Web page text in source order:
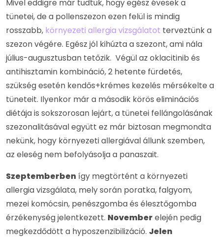
Mivel eddigre már tudtuk, hogy egész évesek a
tünetei, de a pollenszezon ezen felül is mindig
rosszabb, környezeti allergia vizsgálatot terveztünk a
szezon végére. Egész jól kihúzta a szezont, ami nála
július-augusztusban tetőzik. Végül az oklacitinib és
antihisztamin kombináció, 2 hetente fürdetés,
szükség esetén kendős+krémes kezelés mérsékelte a
tüneteit. Ilyenkor már a második körös eliminációs
diétája is sokszorosan lejárt, a tünetei fellángolásának
szezonalitásával együtt ez már biztosan megmondta
nekünk, hogy környezeti allergiával állunk szemben,
az eleség nem befolyásolja a panaszait.
Szeptemberbenígy megtörtént a környezeti
allergia vizsgálata, mely során poratka, falgyom,
mezei komócsin, penészgomba és élesztőgomba
érzékenység jelentkezett. November elején pedig
megkezdődött a hyposzenzibilizáció. Jelen